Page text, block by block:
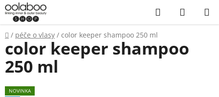
Přejít
na
obsah
Hledat
KOŠÍK
Domů
/ péče o vlasy / color keeper shampoo 250 ml
color keeper shampoo
250 ml
NOVINKA